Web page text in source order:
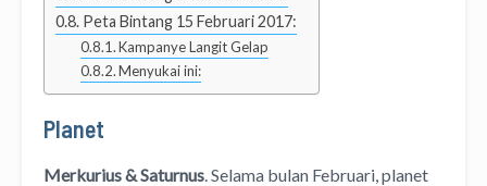
Peta Bintang 15 Februari 2017:
Kampanye Langit Gelap
Menyukai ini:
Planet
Merkurius & Saturnus. Selama bulan Februari, planet